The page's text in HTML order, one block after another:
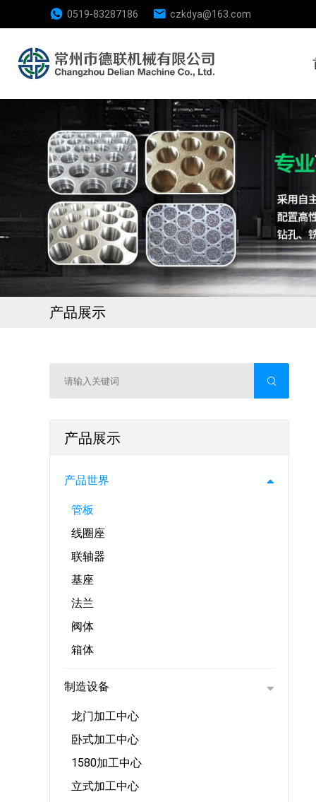
0519-83287186 czkdya@163.com
产品展示
产品展示
产品世界
管板
线圈座
联轴器
基座
法兰
阀体
箱体
制造设备
龙门加工中心
卧式加工中心
1580加工中心
立式加工中心